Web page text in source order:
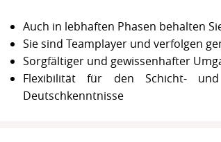
Auch in lebhaften Phasen behalten
Sie sind Teamplayer und verfolgen
Sorgfältiger und gewissenhafter
Flexibilität für den Schicht-
Deutschkenntnisse